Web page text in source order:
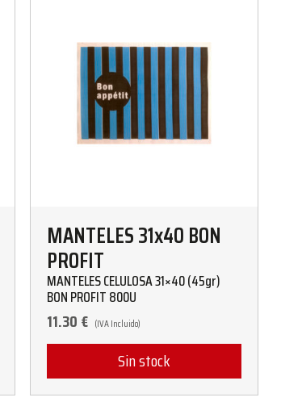
MANTELES 31x40 BON
PROFIT
MANTELES CELULOSA 31×40 (45gr)
BON PROFIT 800U
11.30€ (IVA Incluido)
Sin stock